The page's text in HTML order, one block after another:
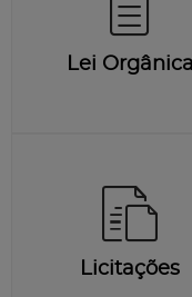
Lei Orgânica
Licitações